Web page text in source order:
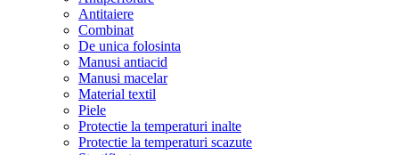
Antitaiere
Combinat
De unica folosinta
Manusi antiacid
Manusi macelar
Material textil
Piele
Protectie la temperaturi inalte
Protectie la temperaturi scazute